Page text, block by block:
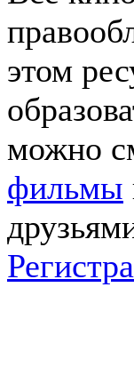
этом
можно
фильмы